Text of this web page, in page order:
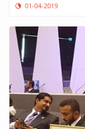
01-04-2019